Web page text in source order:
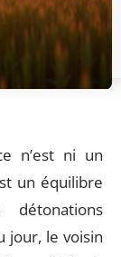
n’est ni un
un équilibre
jour, le voisin